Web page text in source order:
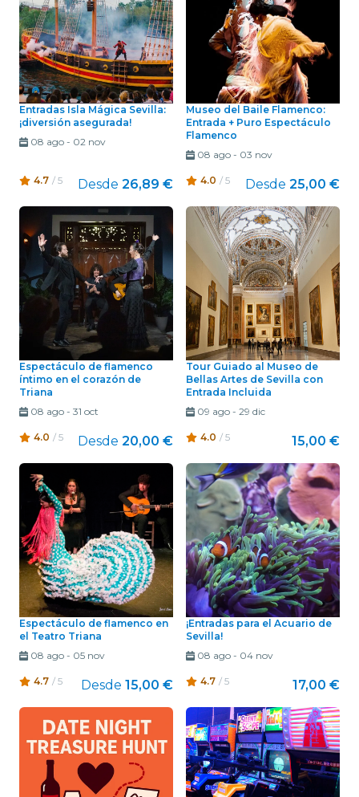
Entradas Isla Mágica Sevilla:
¡diversión asegurada!
08 ago- 02 nov
4.7 / 5 Desde 26,89 €
Museo del Baile Flamenco:
Entrada + Puro Espectáculo
Flamenco
08 ago- 03 nov
4.0 / 5 Desde 25,00 €
Espectáculo de flamenco
íntimo en el corazón de
Triana
08 ago- 31 oct
4.0 / 5 Desde 20,00 €
Tour Guiado al Museo de
Bellas Artes de Sevilla con
Entrada Incluida
09 ago- 29 dic
4.0 / 5 15,00 €
Espectáculo de flamenco en
el Teatro Triana
08 ago- 05 nov
4.7 / 5 Desde 15,00 €
¡Entradas para el Acuario de
Sevilla!
08 ago- 04 nov
4.7 / 5 17,00 €